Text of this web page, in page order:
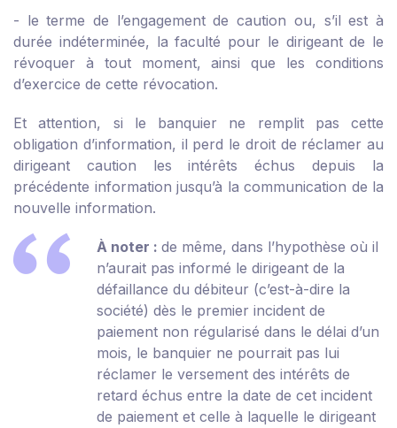
- le terme de l’engagement de caution ou, s’il est à
durée indéterminée, la faculté pour le dirigeant de le
révoquer à tout moment, ainsi que les conditions
d’exercice de cette révocation.
Et attention, si le banquier ne remplit pas cette
obligation d’information, il perd le droit de réclamer au
dirigeant caution les intérêts échus depuis la
précédente information jusqu’à la communication de la
nouvelle information.
À noter : de même, dans l’hypothèse où il
n’aurait pas informé le dirigeant de la
défaillance du débiteur (c’est-à-dire la
société) dès le premier incident de
paiement non régularisé dans le délai d’un
mois, le banquier ne pourrait pas lui
réclamer le versement des intérêts de
retard échus entre la date de cet incident
de paiement et celle à laquelle le dirigeant